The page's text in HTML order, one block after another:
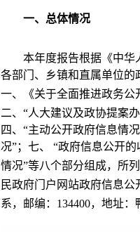
一、总体情况
本年度报告根据《中华
各部门、乡镇和直属单位的
一、《关于全面推进政务公
二、“人大建议及政协提案
四、“主动公开政府信息情
况”；七、 “政府信息公开
情况”等八个部分组成，所
民政府门户网站政府信息
系，邮编： 134400，地址：